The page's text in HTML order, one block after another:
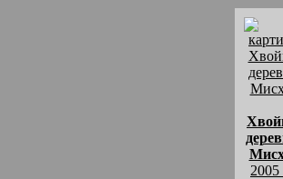
2005